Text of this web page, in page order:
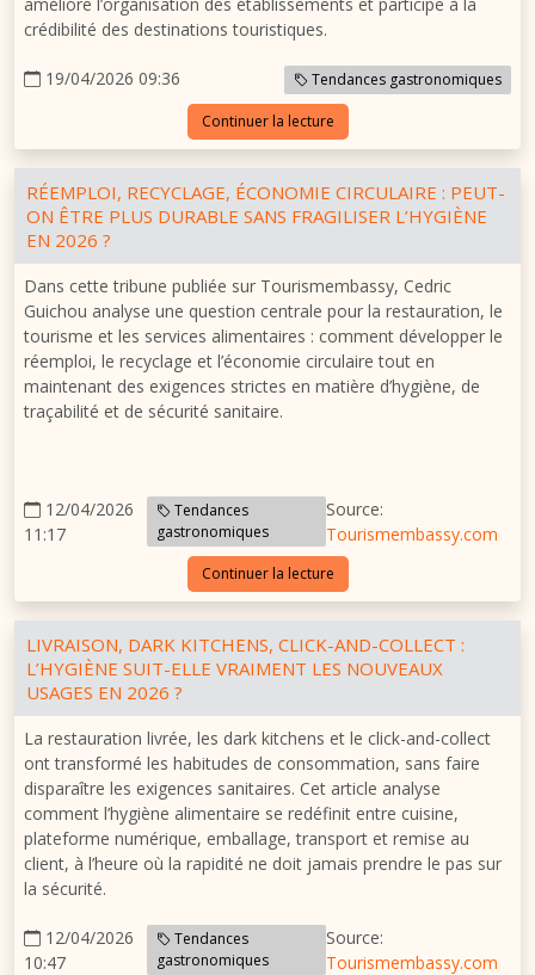
crédibilité des destinations touristiques.
19/04/2026 09:36 Tendances gastronomiques
Continuer la lecture
RÉEMPLOI, RECYCLAGE, ÉCONOMIE CIRCULAIRE : PEUT-
ON ÊTRE PLUS DURABLE SANS FRAGILISER L’HYGIÈNE
EN 2026 ?
Dans cette tribune publiée sur Tourismembassy, Cedric
Guichou analyse une question centrale pour la restauration, le
tourisme et les services alimentaires : comment développer le
réemploi, le recyclage et l’économie circulaire tout en
maintenant des exigences strictes en matière d’hygiène, de
traçabilité et de sécurité sanitaire.
12/04/2026
11:17
Tendances
gastronomiques
Source:
Tourismembassy.com
Continuer la lecture
LIVRAISON, DARK KITCHENS, CLICK-AND-COLLECT :
L’HYGIÈNE SUIT-ELLE VRAIMENT LES NOUVEAUX
USAGES EN 2026 ?
La restauration livrée, les dark kitchens et le click-and-collect
ont transformé les habitudes de consommation, sans faire
disparaître les exigences sanitaires. Cet article analyse
comment l’hygiène alimentaire se redéfinit entre cuisine,
plateforme numérique, emballage, transport et remise au
client, à l’heure où la rapidité ne doit jamais prendre le pas sur
la sécurité.
12/04/2026
10:47
Tendances
gastronomiques
Source:
Tourismembassy.com